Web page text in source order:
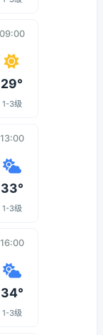
09:00
29°
1-3级
13:00
33°
1-3级
16:00
34°
1-3级